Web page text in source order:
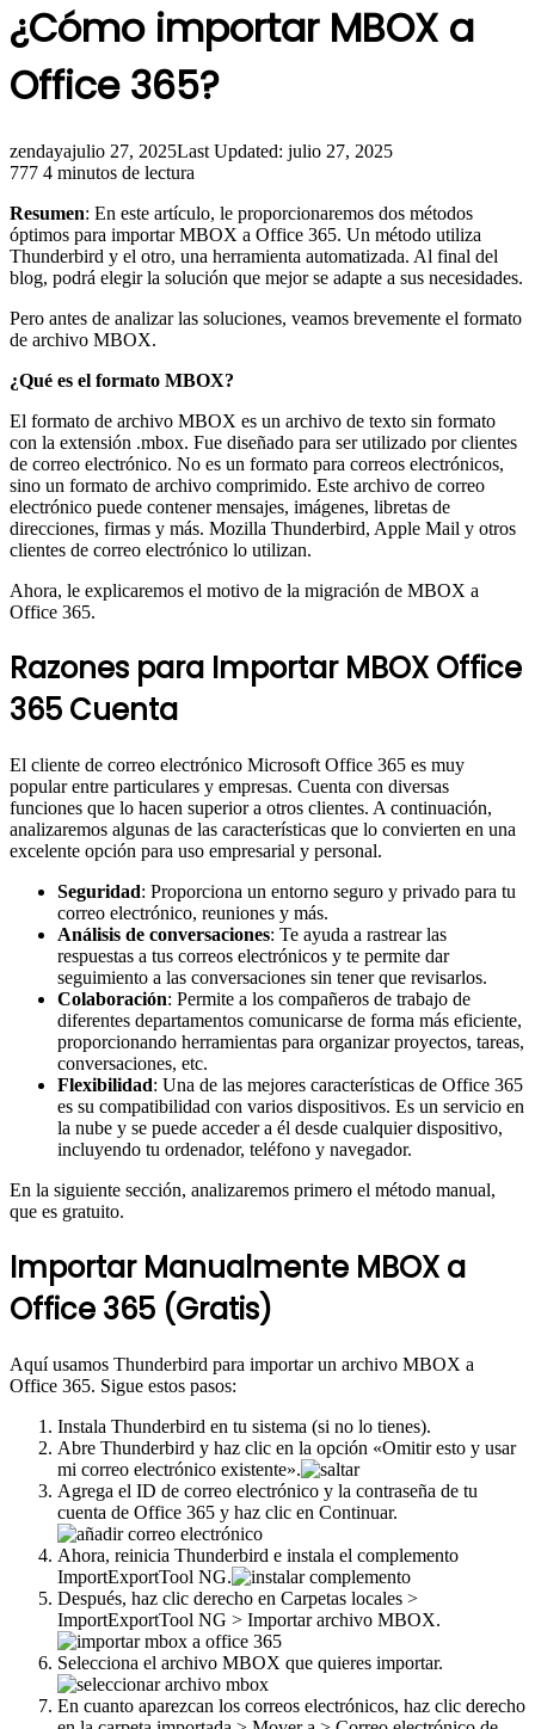
¿Cómo importar MBOX a
Office 365?
zendayajulio 27, 2025Last Updated: julio 27, 2025
777 4 minutos de lectura
Resumen: En este artículo, le proporcionaremos dos métodos
óptimos para importar MBOX a Office 365. Un método utiliza
Thunderbird y el otro, una herramienta automatizada. Al final del
blog, podrá elegir la solución que mejor se adapte a sus necesidades.
Pero antes de analizar las soluciones, veamos brevemente el formato
de archivo MBOX.
¿Qué es el formato MBOX?
El formato de archivo MBOX es un archivo de texto sin formato
con la extensión .mbox. Fue diseñado para ser utilizado por clientes
de correo electrónico. No es un formato para correos electrónicos,
sino un formato de archivo comprimido. Este archivo de correo
electrónico puede contener mensajes, imágenes, libretas de
direcciones, firmas y más. Mozilla Thunderbird, Apple Mail y otros
clientes de correo electrónico lo utilizan.
Ahora, le explicaremos el motivo de la migración de MBOX a
Office 365.
Razones para Importar MBOX Office
365 Cuenta
El cliente de correo electrónico Microsoft Office 365 es muy
popular entre particulares y empresas. Cuenta con diversas
funciones que lo hacen superior a otros clientes. A continuación,
analizaremos algunas de las características que lo convierten en una
excelente opción para uso empresarial y personal.
Seguridad: Proporciona un entorno seguro y privado para tu
correo electrónico, reuniones y más.
Análisis de conversaciones: Te ayuda a rastrear las
respuestas a tus correos electrónicos y te permite dar
seguimiento a las conversaciones sin tener que revisarlos.
Colaboración: Permite a los compañeros de trabajo de
diferentes departamentos comunicarse de forma más eficiente,
proporcionando herramientas para organizar proyectos, tareas,
conversaciones, etc.
Flexibilidad: Una de las mejores características de Office 365
es su compatibilidad con varios dispositivos. Es un servicio en
la nube y se puede acceder a él desde cualquier dispositivo,
incluyendo tu ordenador, teléfono y navegador.
En la siguiente sección, analizaremos primero el método manual,
que es gratuito.
Importar Manualmente MBOX a
Office 365 (Gratis)
Aquí usamos Thunderbird para importar un archivo MBOX a
Office 365. Sigue estos pasos:
Instala Thunderbird en tu sistema (si no lo tienes).
Abre Thunderbird y haz clic en la opción «Omitir esto y usar
mi correo electrónico existente».
Agrega el ID de correo electrónico y la contraseña de tu
cuenta de Office 365 y haz clic en Continuar.
Ahora, reinicia Thunderbird e instala el complemento
ImportExportTool NG.
Después, haz clic derecho en Carpetas locales >
ImportExportTool NG > Importar archivo MBOX.
Selecciona el archivo MBOX que quieres importar.
En cuanto aparezcan los correos electrónicos, haz clic derecho